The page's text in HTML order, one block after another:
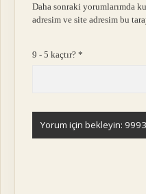
Daha sonraki yorumlarımda
adresim ve site adresim bu
9 - 5 kaçtır?*